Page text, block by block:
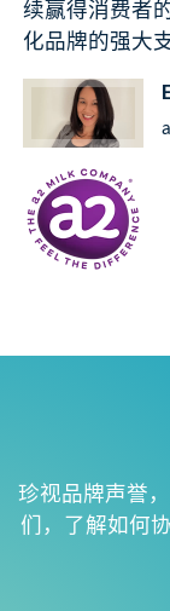
续赢得消费者
化品牌的强大
珍视品牌声誉
们，了解如何